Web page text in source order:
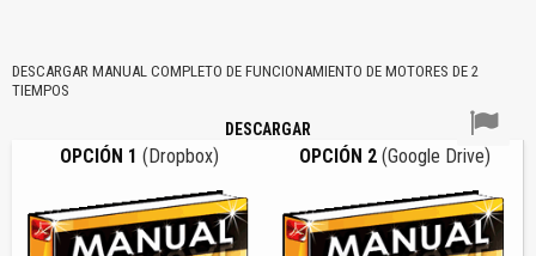
DESCARGAR MANUAL COMPLETO DE FUNCIONAMIENTO DE MOTORES DE 2
TIEMPOS
DESCARGAR
OPCIÓN 1 (Dropbox) OPCIÓN 2 (Google Drive)